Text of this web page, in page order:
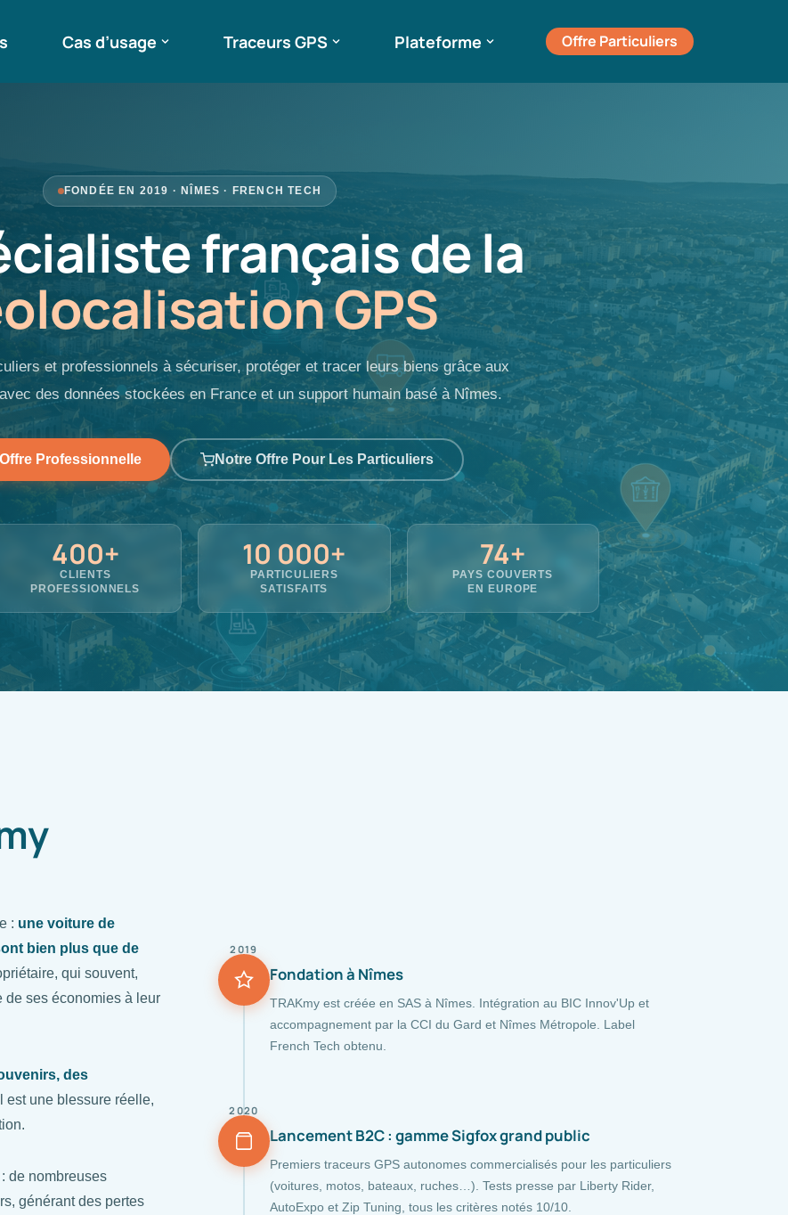
Cas d’usage Traceurs GPS Plateforme Offre Particuliers
FONDÉE EN 2019 · NÎMES · FRENCH TECH
français de la
GPS
et professionnels à sécuriser, protéger et tracer leurs biens grâce aux
des données stockées en France et un support humain basé à Nîmes.
Professionnelle Notre Offre Pour Les Particuliers
400+
CLIENTS
PROFESSIONNELS
10 000+
PARTICULIERS
SATISFAITS
74+
PAYS COUVERTS
EN EUROPE
: une voiture de
bien plus que de
qui souvent,
de ses économies à leur
des
est une blessure réelle,
de nombreuses
générant des pertes
2019
Fondation à Nîmes
TRAKmy est créée en SAS à Nîmes. Intégration au BIC Innov'Up et
accompagnement par la CCI du Gard et Nîmes Métropole. Label
French Tech obtenu.
2020
Lancement B2C : gamme Sigfox grand public
Premiers traceurs GPS autonomes commercialisés pour les particuliers
(voitures, motos, bateaux, ruches…). Tests presse par Liberty Rider,
AutoExpo et Zip Tuning, tous les critères notés 10/10.